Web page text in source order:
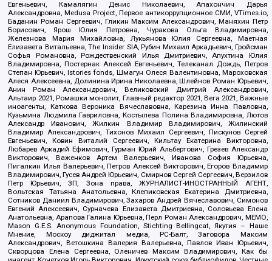
Евгеньевич, Камалягин Денис Николаевич, Апахончич Дарья
Александровна, Medusa Project, Первое антикоррупционное СМИ, VTimes.io,
Баданин Роман Сергеевич, Гликин Максим Александрович, Маняхин Петр
Борисович, Ярош Юлия Петровна, Чуракова Ольга Владимировна,
Железнова Мария Михайловна, Лукьянова Юлия Сергеевна, Маетная
Елизавета Витальевна, The Insider SIA, Рубин Михаил Аркадьевич, Гройсман
Софья Романовна, Рождественский Илья Дмитриевич, Апухтина Юлия
Владимировна, Постернак Алексей Евгеньевич, Телеканал Дождь, Петров
Степан Юрьевич, Istories fonds, Шмагун Олеся Валентиновна, Мароховская
Алеся Алексеевна, Долинина Ирина Николаевна, Шлейнов Роман Юрьевич,
Анин Роман Александрович, Великовский Дмитрий Александрович,
Альтаир 2021, Ромашки монолит, Главный редактор 2021, Вега 2021, Важные
иноагенты, Каткова Вероника Вячеславовна, Карезина Инна Павловна,
Кузьмина Людмила Гавриловна, Костылева Полина Владимировна, Лютов
Александр Иванович, Жилкин Владимир Владимирович, Жилинский
Владимир Александрович, Тихонов Михаил Сергеевич, Пискунов Сергей
Евгеньевич, Ковин Виталий Сергеевич, Кильтау Екатерина Викторовна,
Любарев Аркадий Ефимович, Гурман Юрий Альбертович, Грезев Александр
Викторович, Важенков Артем Валерьевич, Иванова София Юрьевна,
Пигалкин Илья Валерьевич, Петров Алексей Викторович, Егоров Владимир
Владимирович, Гусев Андрей Юрьевич, Смирнов Сергей Сергеевич, Верзилов
Петр Юрьевич, ЗП, Зона права, ЖУРНАЛИСТ-ИНОСТРАННЫЙ АГЕНТ,
Вольтская Татьяна Анатольевна, Клепиковская Екатерина Дмитриевна,
Сотников Даниил Владимирович, Захаров Андрей Вячеславович, Симонов
Евгений Алексеевич, Сурначева Елизавета Дмитриевна, Соловьева Елена
Анатольевна, Арапова Галина Юрьевна, Перл Роман Александрович, МЕМО,
Mason G.E.S. Anonymous Foundation, Stichting Bellingcat, Якутия – Наше
Мнение, Москоу диджитал медиа, РС-Балт, Заговора Максим
Александрович, Ветошкина Валерия Валерьевна, Павлов Иван Юрьевич,
Скворцова Елена Сергеевна, Оленичев Максим Владимирович, Как бы